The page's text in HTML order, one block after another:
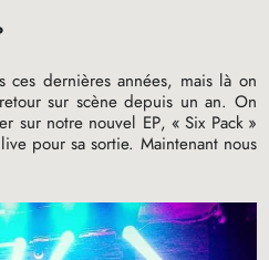
dernières années, mais là on
sur scène depuis un an. On
sur notre nouvel EP, « Six Pack »
pour sa sortie. Maintenant nous